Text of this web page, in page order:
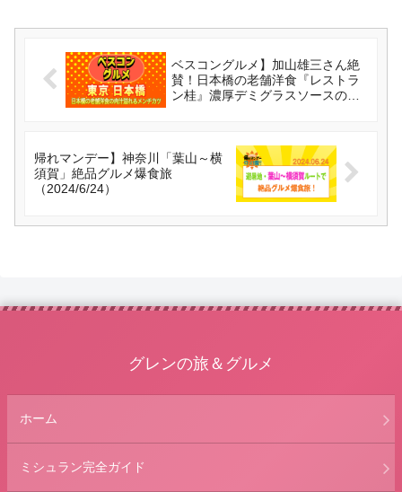
ベスコングルメ】加山雄三さん絶
賛！日本橋の老舗洋食『レストラ
ン桂』濃厚デミグラスソースのメ
帰れマンデー】神奈川「葉山～横
須賀」絶品グルメ爆食旅
（2024/6/24）
グレンの旅＆グルメ
ホーム
ミシュラン完全ガイド